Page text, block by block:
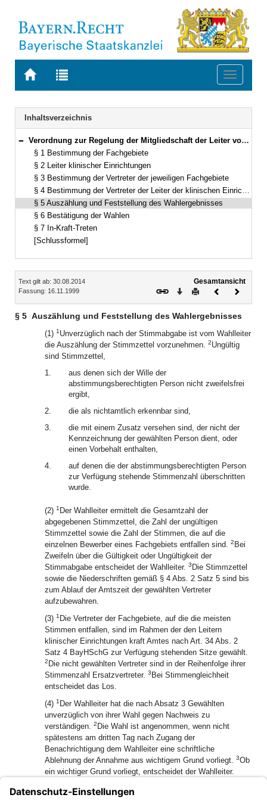
Zur
BAYERN.RECHT
Zur
letzten
Suche
Toggle
Navigation
Inhaltsverzeichnis
Bereich reduzieren
Verordnung zur Regelung der Mitgliedschaft der Leiter von klinischen Einrichtungen in den Fakultätsräten der medizinischen und tiermedizinischen Fakultäten Vom 16. November 1999 (GVBl. S. 514, ber. 2002 S. 583) BayRS 2210-1-2-WK (§§ 1–7)
§ 1 Bestimmung der Fachgebiete
§ 2 Leiter klinischer Einrichtungen
§ 3 Bestimmung der Vertreter der jeweiligen Fachgebiete
§ 4 Bestimmung der Vertreter der Leiter der klinischen Einrichtungen
§ 5 Auszählung und Feststellung des Wahlergebnisses
§ 6 Bestätigung der Wahlen
§ 7 In-Kraft-Treten
[Schlussformel]
Inhalt
Text gilt ab: 30.08.2014
Fassung: 16.11.1999
Gesamtansicht
Download
DruckenVorheriges
§ 5 Auszählung und Feststellung des Wahlergebnisses
(1) 1Unverzüglich nach der Stimmabgabe ist vom Wahlleiter
die Auszählung der Stimmzettel vorzunehmen. 2Ungültig
sind Stimmzettel,
1.
aus denen sich der Wille der
abstimmungsberechtigten Person nicht zweifelsfrei
ergibt,
2.
die als nichtamtlich erkennbar sind,
3.
die mit einem Zusatz versehen sind, der nicht der
Kennzeichnung der gewählten Person dient, oder
einen Vorbehalt enthalten,
4.
auf denen die der abstimmungsberechtigten Person
zur Verfügung stehende Stimmenzahl überschritten
wurde.
(2) 1 Der Wahlleiter ermittelt die Gesamtzahl der
abgegebenen Stimmzettel, die Zahl der ungültigen
Stimmzettel sowie die Zahl der Stimmen, die auf die
einzelnen Bewerber eines Fachgebiets entfallen sind. 2 Bei
Zweifeln über die Gültigkeit oder Ungültigkeit der
Stimmabgabe entscheidet der Wahlleiter. 3 Die Stimmzettel
sowie die Niederschriften gemäß § 4 Abs. 2 Satz 5 sind bis
zum Ablauf der Amtszeit der gewählten Vertreter
aufzubewahren.
(3) 1 Die Vertreter der Fachgebiete, auf die die meisten
Stimmen entfallen, sind im Rahmen der den Leitern
klinischer Einrichtungen kraft Amtes nach Art. 34 Abs. 2
Satz 4 BayHSchG zur Verfügung stehenden Sitze gewählt.
2 Die nicht gewählten Vertreter sind in der Reihenfolge ihrer
Stimmenzahl Ersatzvertreter. 3 Bei Stimmengleichheit
entscheidet das Los.
(4) 1 Der Wahlleiter hat die nach Absatz 3 Gewählten
unverzüglich von ihrer Wahl gegen Nachweis zu
verständigen. 2 Die Wahl ist angenommen, wenn nicht
spätestens am dritten Tag nach Zugang der
Benachrichtigung dem Wahlleiter eine schriftliche
Ablehnung der Annahme aus wichtigem Grund vorliegt. 3Ob
ein wichtiger Grund vorliegt, entscheidet der Wahlleiter.
(5) Soweit in den Absätzen 1 bis 4 nichts Abweichendes